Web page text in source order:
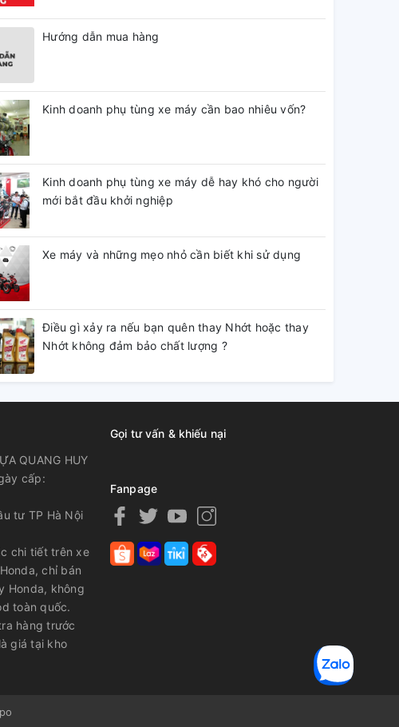
Hướng dẫn mua hàng
Kinh doanh phụ tùng xe máy cần bao nhiêu vốn?
Kinh doanh phụ tùng xe máy dễ hay khó cho người
mới bắt đầu khởi nghiệp
Xe máy và những mẹo nhỏ cần biết khi sử dụng
Điều gì xảy ra nếu bạn quên thay Nhớt hoặc thay
Nhớt không đảm bảo chất lượng ?
QUANG HUY
cấp:
tư TP Hà Nội
chi tiết trên xe
chỉ bán
Honda, không
toàn quốc.
hàng trước
giá tại kho
Gọi tư vấn & khiếu nại
Fanpage